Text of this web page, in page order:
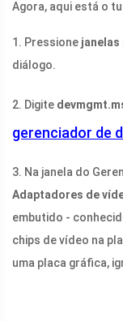
Agora, aqui está o
1. Pressione janelas
diálogo.
2. Digite
gerenciador de
3. Na janela do
Adaptadores de
embutido -
chips de vídeo na
uma placa gráfica,